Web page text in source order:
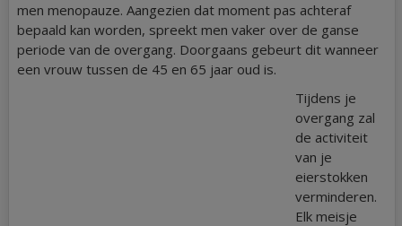
men menopauze. Aangezien dat moment pas achteraf
bepaald kan worden, spreekt men vaker over de ganse
periode van de overgang. Doorgaans gebeurt dit wanneer
een vrouw tussen de 45 en 65 jaar oud is.
Tijdens je
overgang zal
de activiteit
van je
eierstokken
verminderen.
Elk meisje